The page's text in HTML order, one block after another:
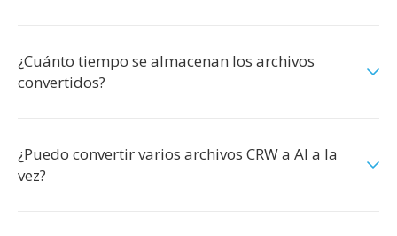
¿Cuánto tiempo se almacenan los archivos
convertidos?
¿Puedo convertir varios archivos CRW a AI a la
vez?